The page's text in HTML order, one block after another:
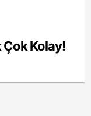
Çok Kolay!